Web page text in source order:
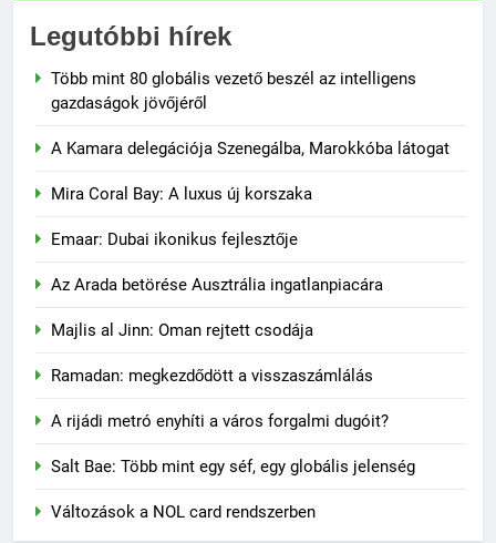
Legutóbbi hírek
Több mint 80 globális vezető beszél az intelligens
gazdaságok jövőjéről
A Kamara delegációja Szenegálba, Marokkóba látogat
Mira Coral Bay: A luxus új korszaka
Emaar: Dubai ikonikus fejlesztője
Az Arada betörése Ausztrália ingatlanpiacára
Majlis al Jinn: Oman rejtett csodája
Ramadan: megkezdődött a visszaszámlálás
A rijádi metró enyhíti a város forgalmi dugóit?
Salt Bae: Több mint egy séf, egy globális jelenség
Változások a NOL card rendszerben